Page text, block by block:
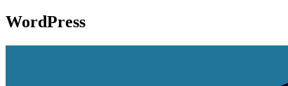
WordPress